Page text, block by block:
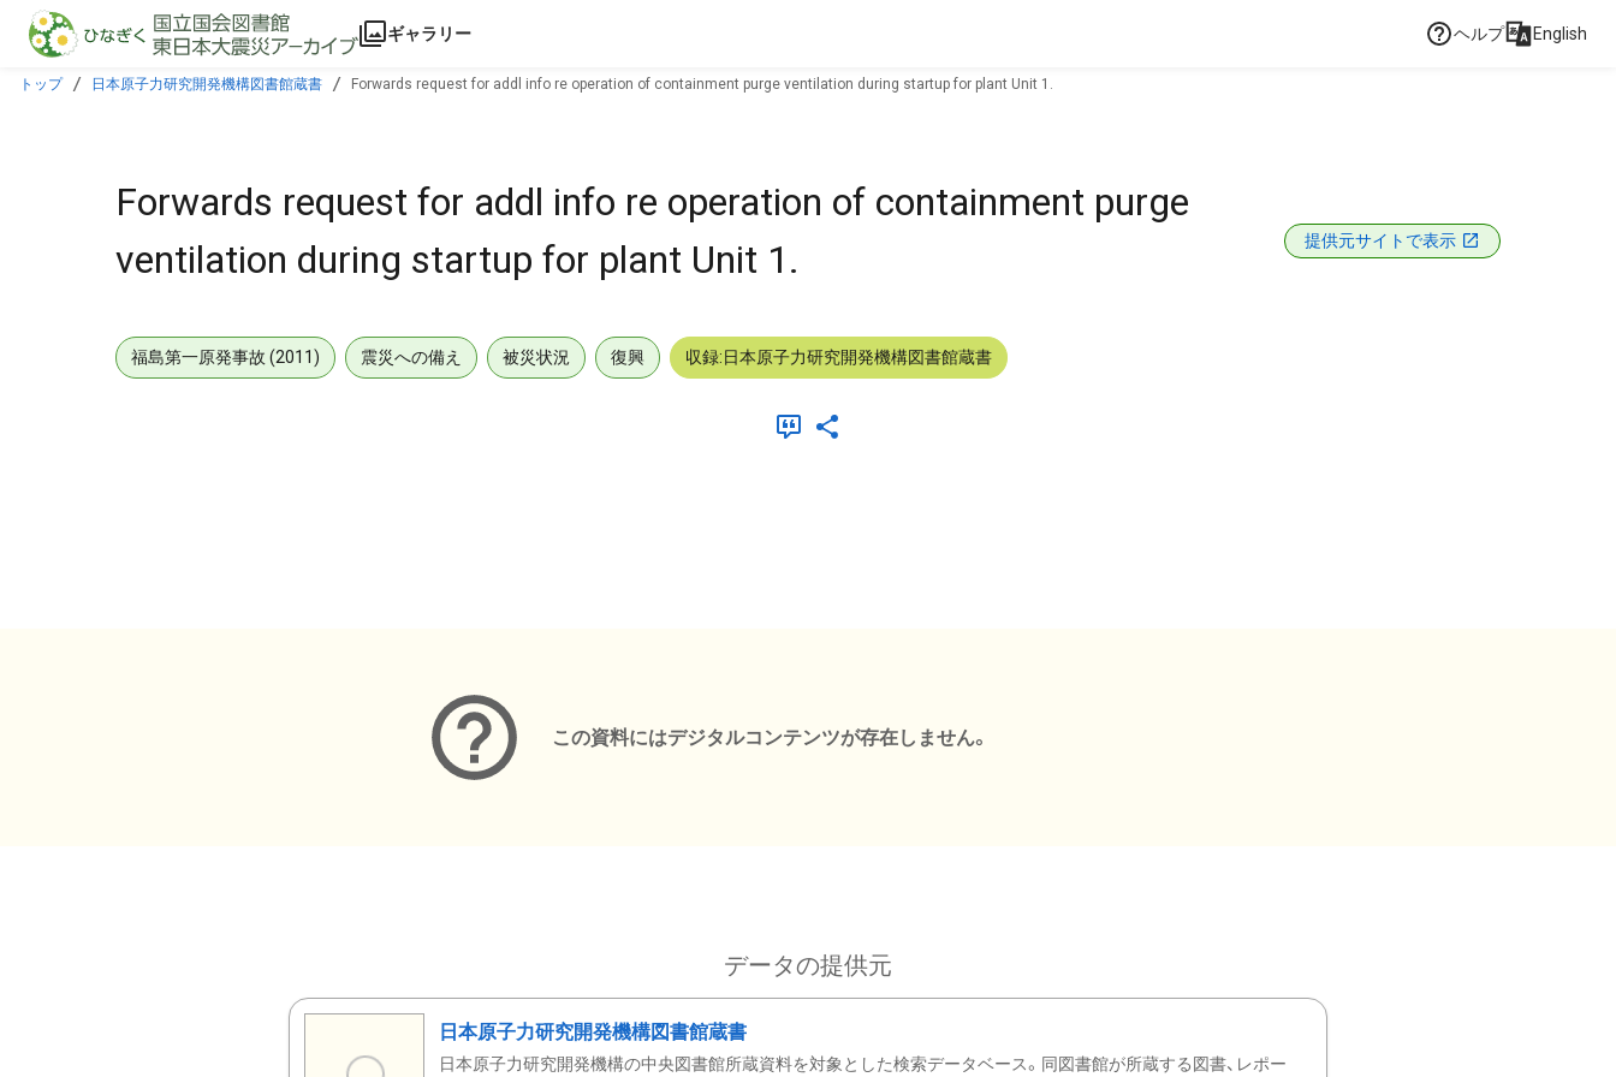
本文に飛ぶ
ギャラリー ヘルプ English
トップ 日本原子力研究開発機構図書館蔵書 Forwards request for addl info re operation of containment purge ventilation during startup for plant Unit 1.
Forwards request for addl info re operation of containment purge
ventilation during startup for plant Unit 1.
提供元サイトで表示
福島第一原発事故 (2011) 震災への備え 被災状況 復興 収録:日本原子力研究開発機構図書館蔵書
この資料にはデジタルコンテンツが存在しません。
データの提供元
日本原子力研究開発機構図書館蔵書
日本原子力研究開発機構の中央図書館所蔵資料を対象とした検索データベース。同図書館が所蔵する図書、レポー